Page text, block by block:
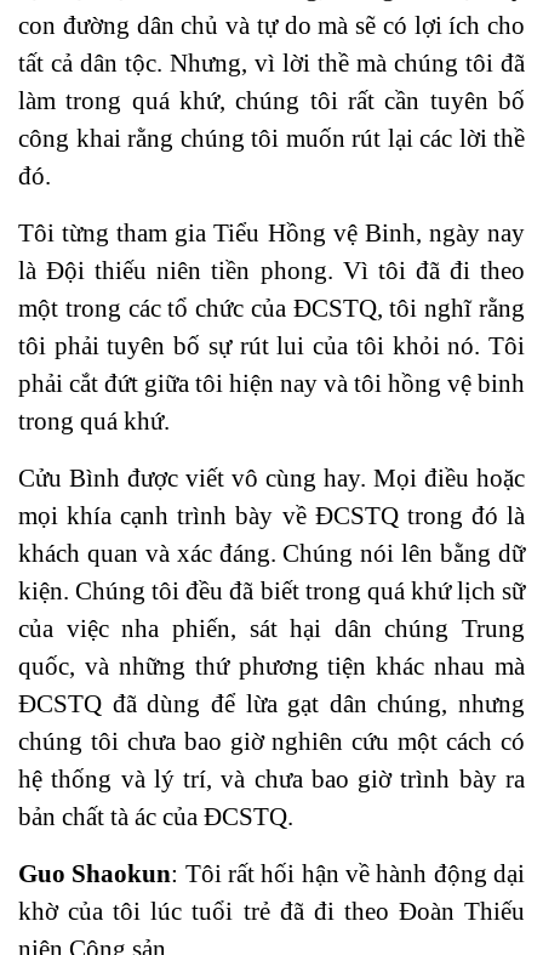
con đường dân chủ và tự do mà sẽ có lợi ích cho
tất cả dân tộc. Nhưng, vì lời thề mà chúng tôi đã
làm trong quá khứ, chúng tôi rất cần tuyên bố
công khai rằng chúng tôi muốn rút lại các lời thề
đó.
Tôi từng tham gia Tiểu Hồng vệ Binh, ngày nay
là Đội thiếu niên tiền phong. Vì tôi đã đi theo
một trong các tổ chức của ĐCSTQ, tôi nghĩ rằng
tôi phải tuyên bố sự rút lui của tôi khỏi nó. Tôi
phải cắt đứt giữa tôi hiện nay và tôi hồng vệ binh
trong quá khứ.
Cửu Bình được viết vô cùng hay. Mọi điều hoặc
mọi khía cạnh trình bày về ĐCSTQ trong đó là
khách quan và xác đáng. Chúng nói lên bằng dữ
kiện. Chúng tôi đều đã biết trong quá khứ lịch sữ
của việc nha phiến, sát hại dân chúng Trung
quốc, và những thứ phương tiện khác nhau mà
ĐCSTQ đã dùng để lừa gạt dân chúng, nhưng
chúng tôi chưa bao giờ nghiên cứu một cách có
hệ thống và lý trí, và chưa bao giờ trình bày ra
bản chất tà ác của ĐCSTQ.
Guo Shaokun: Tôi rất hối hận về hành động dại
khờ của tôi lúc tuổi trẻ đã đi theo Đoàn Thiếu
niên Cộng sản.